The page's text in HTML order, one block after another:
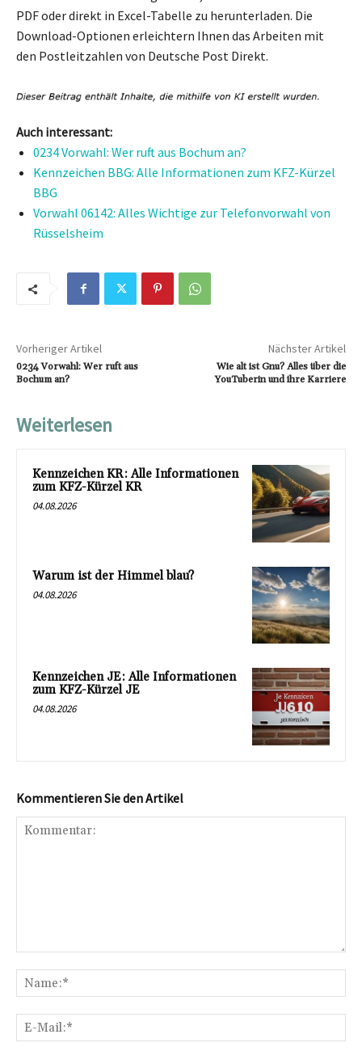
PDF oder direkt in Excel-Tabelle zu herunterladen. Die
Download-Optionen erleichtern Ihnen das Arbeiten mit
den Postleitzahlen von Deutsche Post Direkt.
Auch interessant:
0234 Vorwahl: Wer ruft aus Bochum an?
Kennzeichen BBG: Alle Informationen zum KFZ-Kürzel
BBG
Vorwahl 06142: Alles Wichtige zur Telefonvorwahl von
Rüsselsheim
Vorheriger Artikel
0234 Vorwahl: Wer ruft aus
Bochum an?
Nächster Artikel
Wie alt ist Gnu? Alles über die
YouTuberin und ihre Karriere
Weiterlesen
Kennzeichen KR: Alle Informationen
zum KFZ-Kürzel KR
04.08.2026
Warum ist der Himmel blau?
04.08.2026
Kennzeichen JE: Alle Informationen
zum KFZ-Kürzel JE
04.08.2026
Kommentieren Sie den Artikel